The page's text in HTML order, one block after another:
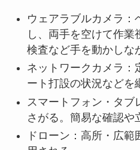
ウェアラブルカメラ：
し、両手を空けて作
検査など手を動かしな
ネットワークカメラ：
ート打設の状況などを
スマートフォン・タブ
さがる。簡易な確認や
ドローン：高所・広